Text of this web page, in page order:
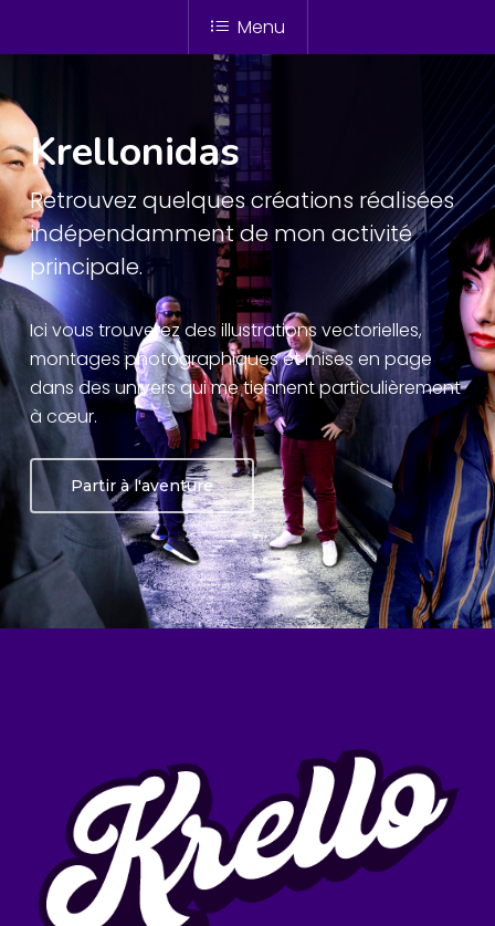
content
Menu
Krellonidas
Retrouvez quelques créations réalisées
indépendamment de mon activité
principale.
Ici vous trouverez des illustrations vectorielles,
montages photographiques et mises en page
dans des univers qui me tiennent particulièrement
à cœur.
Partir à l'aventure